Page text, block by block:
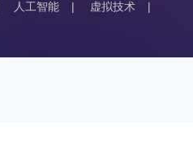
人工智能 | 虚拟技术 |